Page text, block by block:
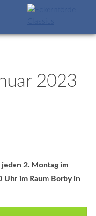
2023
jeden 2. Montag im
Uhr im Raum Borby in